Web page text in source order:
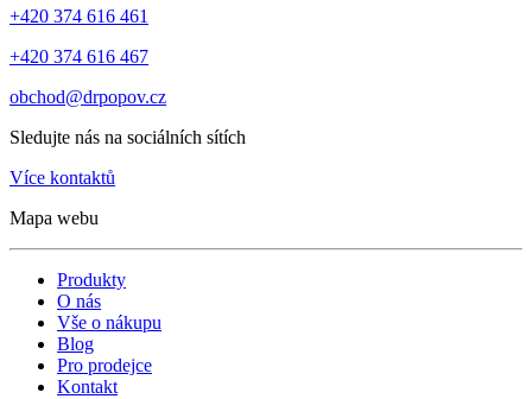
+420 374 616 461
+420 374 616 467
obchod@drpopov.cz
Sledujte nás na sociálních sítích
Více kontaktů
Mapa webu
Produkty
O nás
Vše o nákupu
Blog
Pro prodejce
Kontakt